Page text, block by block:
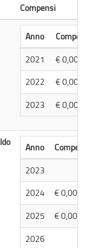
Compensi
Anno
2021
€ 0,00
2022
€ 0,00
2023
€ 0,00
Anno
2023
2024
€ 0,00
2025
€ 0,00
2026